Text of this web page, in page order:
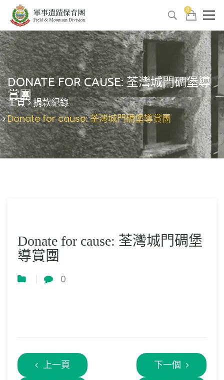
0
DONATE FOR CAUSE: 荃灣城門碉堡導
賞團
主頁 捐款紀錄
Donate for cause: 荃灣城門碉堡導賞團
Donate for cause: 荃灣城門碉堡
導賞團
0
上一頁
下一個